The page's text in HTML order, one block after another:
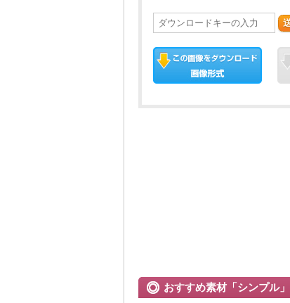
おすすめ素材「シンプル」